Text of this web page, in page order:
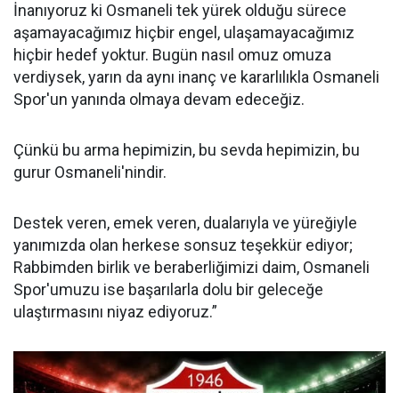
İnanıyoruz ki Osmaneli tek yürek olduğu sürece
aşamayacağımız hiçbir engel, ulaşamayacağımız
hiçbir hedef yoktur. Bugün nasıl omuz omuza
verdiysek, yarın da aynı inanç ve kararlılıkla Osmaneli
Spor'un yanında olmaya devam edeceğiz.
Çünkü bu arma hepimizin, bu sevda hepimizin, bu
gurur Osmaneli'nindir.
Destek veren, emek veren, dualarıyla ve yüreğiyle
yanımızda olan herkese sonsuz teşekkür ediyor;
Rabbimden birlik ve beraberliğimizi daim, Osmaneli
Spor'umuzu ise başarılarla dolu bir geleceğe
ulaştırmasını niyaz ediyoruz.”